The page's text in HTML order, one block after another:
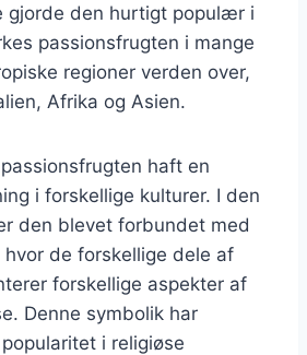
gjorde den hurtigt populær i
passionsfrugten i mange
regioner verden over,
Afrika og Asien.
haft en
i forskellige kulturer. I den
den blevet forbundet med
de forskellige dele af
forskellige aspekter af
Denne symbolik har
i religiøse